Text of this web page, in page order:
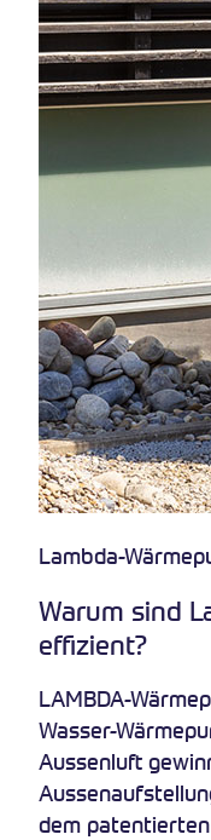
Lambda-
Warum sind
effizient?
LAMBDA-
Wasser-
Aussenluft
dem